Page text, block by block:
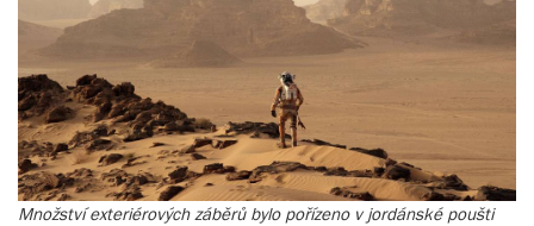
Množství exteriérových záběrů bylo pořízeno v jordánské poušti